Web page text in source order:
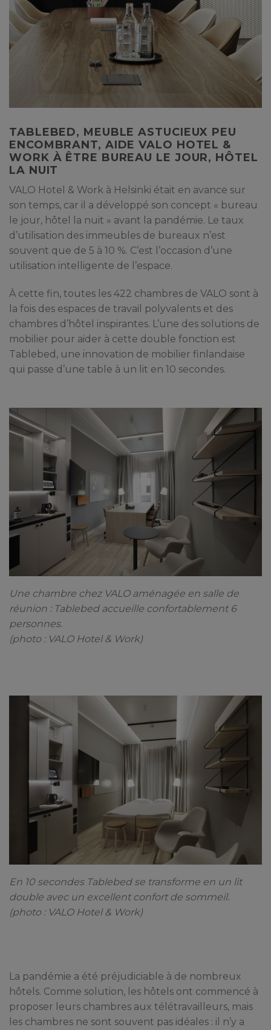
TABLEBED, MEUBLE ASTUCIEUX PEU
ENCOMBRANT, AIDE VALO HOTEL &
WORK À ÊTRE BUREAU LE JOUR, HÔTEL
LA NUIT
VALO Hotel & Work à Helsinki était en avance sur
son temps, car il a développé son concept « bureau
le jour, hôtel la nuit » avant la pandémie. Le taux
d’utilisation des immeubles de bureaux n’est
souvent que de 5 à 10 %. C’est l’occasion d’une
utilisation intelligente de l’espace.
À cette fin, toutes les 422 chambres de VALO sont à
la fois des espaces de travail polyvalents et des
chambres d’hôtel inspirantes. L’une des solutions de
mobilier pour aider à cette double fonction est
Tablebed, une innovation de mobilier finlandaise
qui passe d’une table à un lit en 10 secondes.
Une chambre chez VALO aménagée en salle de
réunion : Tablebed accueille confortablement 6
personnes.
(photo : VALO Hotel & Work)
En 10 secondes Tablebed se transforme en un lit
double avec un excellent confort de sommeil.
(photo : VALO Hotel & Work)
La pandémie a été préjudiciable à de nombreux
hôtels. Comme solution, les hôtels ont commencé à
proposer leurs chambres aux télétravailleurs, mais
les chambres ne sont souvent pas idéales : il n’y a